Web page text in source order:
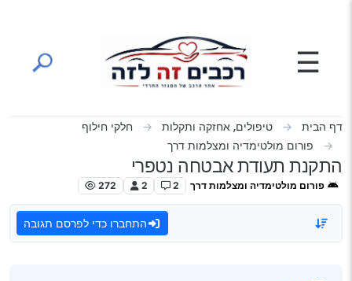
☰
דף הבית טיפולים, אחזקה ותקלות
חלקי חילוף
פורום מולטימדיה ומצלמות דרך
התקנת תעודת אבטחה נטפרי
פורום מולטימדיה ומצלמות דרך 2
2
272
התחברו כדי לפרסם תגובה